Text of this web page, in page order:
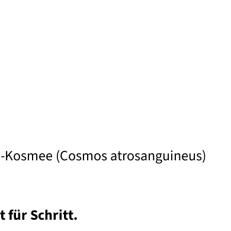
(Cosmos atrosanguineus)
für Schritt.